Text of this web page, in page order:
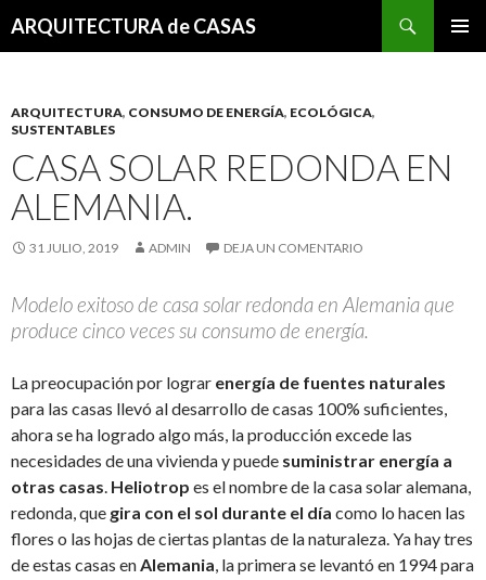
ARQUITECTURA de CASAS
ARQUITECTURA, CONSUMO DE ENERGÍA, ECOLÓGICA,
SUSTENTABLES
CASA SOLAR REDONDA EN
ALEMANIA.
31 JULIO, 2019 ADMIN DEJA UN COMENTARIO
Modelo exitoso de casa solar redonda en Alemania que
produce cinco veces su consumo de energía.
La preocupación por lograr energía de fuentes naturales
para las casas llevó al desarrollo de casas 100% suficientes,
ahora se ha logrado algo más, la producción excede las
necesidades de una vivienda y puede suministrar energía a
otras casas. Heliotrop es el nombre de la casa solar alemana,
redonda, que gira con el sol durante el día como lo hacen las
flores o las hojas de ciertas plantas de la naturaleza. Ya hay tres
de estas casas enAlemania, la primera se levantó en 1994 para